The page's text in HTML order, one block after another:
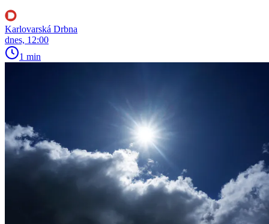
Karlovarská Drbna
dnes, 12:00
1 min